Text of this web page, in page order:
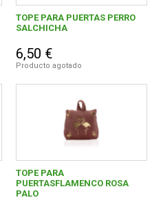
TOPE PARA PUERTAS PERRO
SALCHICHA
6,50 €
Producto agotado
TOPE PARA
PUERTASFLAMENCO ROSA
PALO